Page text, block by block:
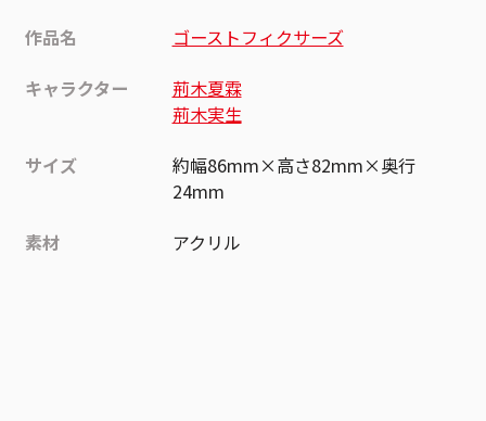
作品名
ゴーストフィクサーズ
キャラクター
荊木夏霖
荊木実生
サイズ
約幅86mm×高さ82mm×奥行
24mm
素材
アクリル